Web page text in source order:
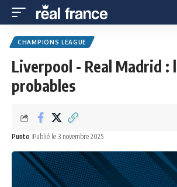
CHAMPIONS LEAGUE
Liverpool - Real Madrid :
probables
Punto Publié le 3 novembre 2025